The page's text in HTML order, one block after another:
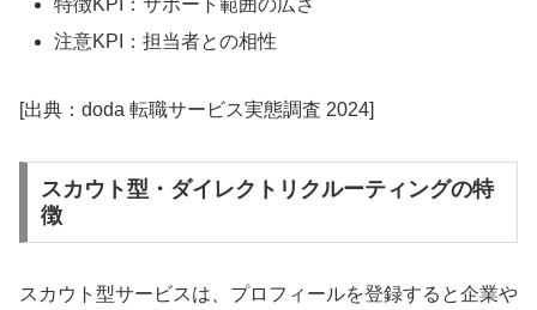
特徴KPI：サポート範囲の広さ
注意KPI：担当者との相性
[出典：doda 転職サービス実態調査 2024]
スカウト型・ダイレクトリクルーティングの特
徴
スカウト型サービスは、プロフィールを登録すると企業や